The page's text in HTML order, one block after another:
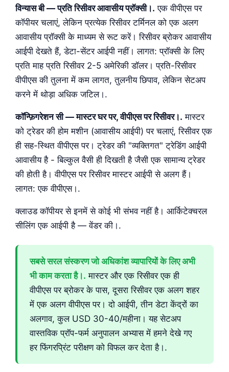
विन्यास बी — प्रति रिसीवर आवासीय प्रॉक्सी।. एक वीपीएस पर
कॉपीयर चलाएं, लेकिन प्रत्येक रिसीवर टर्मिनल को एक अलग
आवासीय प्रॉक्सी के माध्यम से रूट करें। रिसीवर ब्रोकर आवासीय
आईपी देखते हैं, डेटा-सेंटर आईपी नहीं। लागत: प्रॉक्सी के लिए
प्रति माह प्रति रिसीवर 2-5 अमेरिकी डॉलर। प्रति-रिसीवर
वीपीएस की तुलना में कम लागत, तुलनीय छिपाव, लेकिन सेटअप
करने में थोड़ा अधिक जटिल।.
कॉन्फ़िगरेशन सी — मास्टर घर पर, वीपीएस पर रिसीवर।. मास्टर
को ट्रेडर की होम मशीन (आवासीय आईपी) पर चलाएं, रिसीवर एक
ही सह-स्थित वीपीएस पर। ट्रेडर की "व्यक्तिगत" ट्रेडिंग आईपी
आवासीय है - बिल्कुल वैसी ही दिखती है जैसी एक सामान्य ट्रेडर
की होती है। वीपीएस पर रिसीवर मास्टर आईपी से अलग हैं।
लागत: एक वीपीएस।.
क्लाउड कॉपीयर से इनमें से कोई भी संभव नहीं है। आर्किटेक्चरल
सीलिंग एक आईपी है — वेंडर की।.
सबसे सरल संस्करण जो अधिकांश व्यापारियों के लिए अभी
भी काम करता है।. मास्टर और एक रिसीवर एक ही
वीपीएस पर ब्रोकर के पास, दूसरा रिसीवर एक अलग शहर
में एक अलग वीपीएस पर। दो आईपी, तीन डेटा केंद्रों का
अलगाव, कुल USD 30-40/महीना। यह सेटअप
वास्तविक प्रॉप-फर्म अनुपालन अभ्यास में हमने देखे गए
हर फिंगरप्रिंट परीक्षण को विफल कर देता है।.